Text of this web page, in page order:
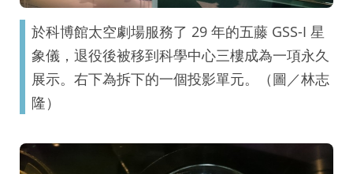
於科博館太空劇場服務了 29 年的五藤 GSS-I 星
象儀，退役後被移到科學中心三樓成為一項永久
展示。右下為拆下的一個投影單元。（圖／林志
隆）